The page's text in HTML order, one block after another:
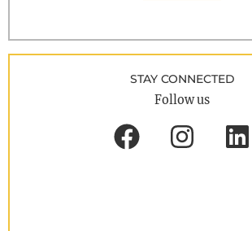
STAY CONNECTED
Follow us